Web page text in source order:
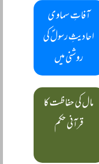
آفاتِ سماوی
احادیثِ رسولؐ کی
روشنی میں
مال کی حفاظت کا
قرآنی حکم